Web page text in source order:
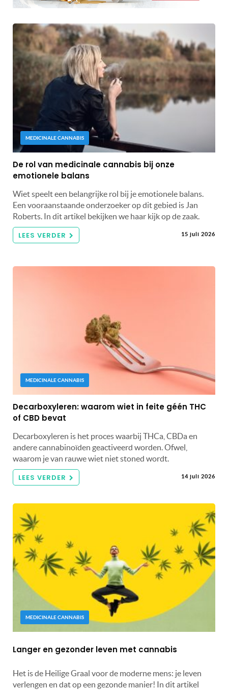
MEDICINALE CANNABIS
De rol van medicinale cannabis bij onze
emotionele balans
Wiet speelt een belangrijke rol bij je emotionele balans.
Een vooraanstaande onderzoeker op dit gebied is Jan
Roberts. In dit artikel bekijken we haar kijk op de zaak.
LEES VERDER 15 juli 2026
MEDICINALE CANNABIS
Decarboxyleren: waarom wiet in feite géén THC
of CBD bevat
Decarboxyleren is het proces waarbij THCa, CBDa en
andere cannabinoïden geactiveerd worden. Ofwel,
waarom je van rauwe wiet niet stoned wordt.
LEES VERDER 14 juli 2026
MEDICINALE CANNABIS
Langer en gezonder leven met cannabis
Het is de Heilige Graal voor de moderne mens: je leven
verlengen en dat op een gezonde manier! In dit artikel